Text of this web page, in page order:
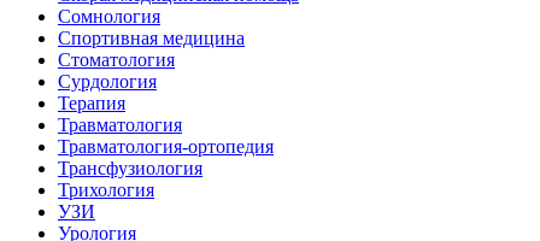
Сомнология
Спортивная медицина
Стоматология
Сурдология
Терапия
Травматология
Травматология-ортопедия
Трансфузиология
Трихология
УЗИ
Урология